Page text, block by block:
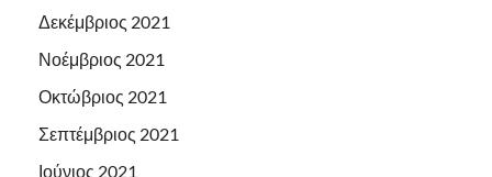
Δεκέμβριος 2021
Νοέμβριος 2021
Οκτώβριος 2021
Σεπτέμβριος 2021
Ιούνιος 2021